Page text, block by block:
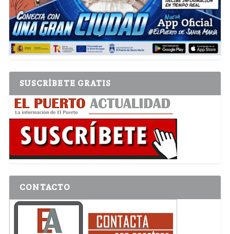
SUSCRÍBETE GRATIS
CONTACTO